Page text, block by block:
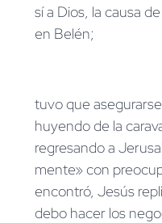
sí a Dios, la causa
en Belén;
tuvo que
huyendo de la
regresando a
mente» con
encontró, Jesús
debo hacer los